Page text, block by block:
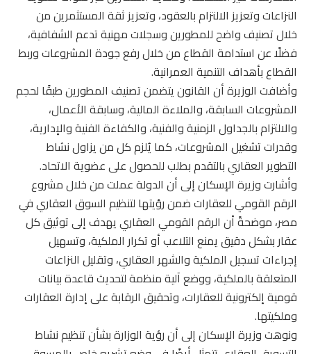
النزاعات وتعزيز الالتزام بالعقود، وتعزيز ثقة المستثمرين من
خلال تصنيف واضح للمطورين وسجلات مهنية تدعم الشفافية،
فضلًا عن استدامة القطاع من خلال رفع جودة المشروعات وربط
القطاع بأهداف التنمية العمرانية.
وأضافت الوزيرة أن القانون يتضمن تصنيف المطورين طبقًا لحجم
المشروعات السابقة، والملاءة المالية، وسابقة الأعمال،
والالتزام بالجداول الزمنية والفنية، والكفاءة الفنية والإدارية،
وقدرات تشغيل المشروعات، كما يُلزم كل من يزاول نشاط
التطوير العقاري بالتقدم بطلب للحصول على عضوية الاتحاد.
وأشارت وزيرة الإسكان إلى أن الدولة عملت من خلال مشروع
الرقم القومي للعقارات ضمن رؤيتها لتنظيم السوق العقاري في
مصر، موضحةً أن الرقم القومي العقاري يهدف إلى توثيق كل
عقار بشكل دقيق يمنع التلاعب أو تكرار الملكية، وتسهيل
إجراءات تسجيل الملكية والشهر العقاري، وتقليل النزاعات
المتعلقة بالملكية، ووضع آلية منظمة لتحديث قاعدة بيانات
قومية إلكترونية للعقارات، وتحقيق الرقابة على إدارة العقارات
وملكيتها.
ونوهت وزيرة الإسكان إلى أن رؤية الوزارة بشأن تنظيم نشاط